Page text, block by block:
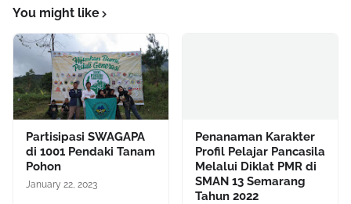
You might like
Partisipasi SWAGAPA
di 1001 Pendaki Tanam
Pohon
January 22, 2023
Penanaman Karakter
Profil Pelajar Pancasila
Melalui Diklat PMR di
SMAN 13 Semarang
Tahun 2022